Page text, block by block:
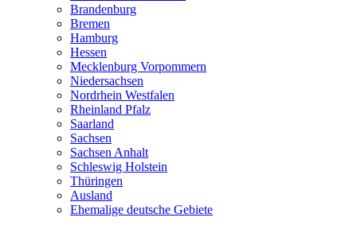
Brandenburg
Bremen
Hamburg
Hessen
Mecklenburg Vorpommern
Niedersachsen
Nordrhein Westfalen
Rheinland Pfalz
Saarland
Sachsen
Sachsen Anhalt
Schleswig Holstein
Thüringen
Ausland
Ehemalige deutsche Gebiete